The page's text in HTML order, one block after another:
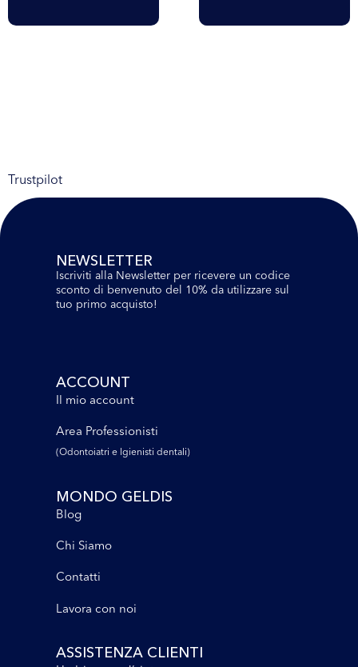
Trustpilot
NEWSLETTER
Iscriviti alla Newsletter per ricevere un codice
sconto di benvenuto del 10% da utilizzare sul
tuo primo acquisto!
ACCOUNT
Il mio account
Area Professionisti
(Odontoiatri e lgienisti dentali)
MONDO GELDIS
Blog
Chi Siamo
Contatti
Lavora con noi
ASSISTENZA CLIENTI